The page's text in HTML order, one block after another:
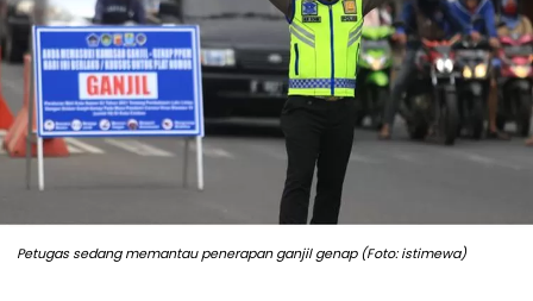
Petugas sedang memantau penerapan ganjil genap (Foto: istimewa)